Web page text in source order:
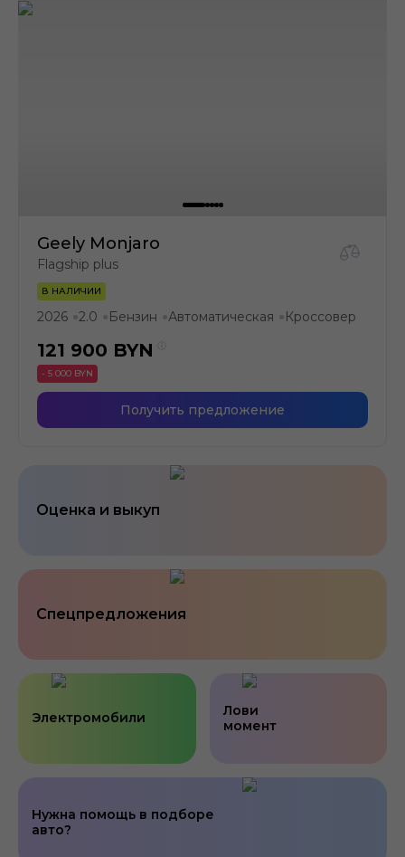
Geely Monjaro
Flagship plus
В НАЛИЧИИ
2026 ●2.0 ● Бензин ●Автоматическая ● Кроссовер
121 900 BYN
- 5 000 BYN
Получить предложение
Оценка и выкуп
Спецпредложения
Нужна помощь в подборе
авто?
Электромобили
Лови
момент